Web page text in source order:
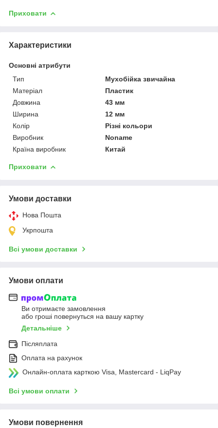
Приховати
Характеристики
Основні атрибути
Тип
Мухобійка звичайна
Матеріал
Пластик
Довжина
43 мм
Ширина
12 мм
Колір
Різні кольори
Виробник
Noname
Країна виробник
Китай
Приховати
Умови доставки
Нова Пошта
Укрпошта
Всі умови доставки
Умови оплати
Ви отримаєте замовлення
або гроші повернуться на вашу картку
Детальніше
Післяплата
Оплата на рахунок
Онлайн-оплата карткою Visa, Mastercard - LiqPay
Всі умови оплати
Умови повернення